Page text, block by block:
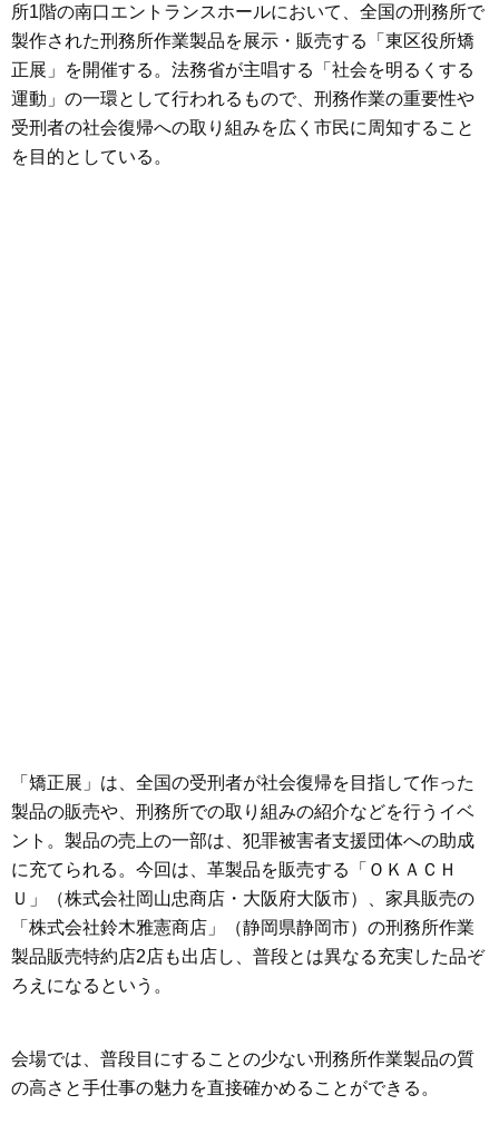
所1階の南口エントランスホールにおいて、全国の刑務所で
製作された刑務所作業製品を展示・販売する「東区役所矯
正展」を開催する。法務省が主唱する「社会を明るくする
運動」の一環として行われるもので、刑務作業の重要性や
受刑者の社会復帰への取り組みを広く市民に周知すること
を目的としている。
「矯正展」は、全国の受刑者が社会復帰を目指して作った
製品の販売や、刑務所での取り組みの紹介などを行うイベ
ント。製品の売上の一部は、犯罪被害者支援団体への助成
に充てられる。今回は、革製品を販売する「ＯＫＡＣＨ
Ｕ」（株式会社岡山忠商店・大阪府大阪市）、家具販売の
「株式会社鈴木雅憲商店」（静岡県静岡市）の刑務所作業
製品販売特約店2店も出店し、普段とは異なる充実した品ぞ
ろえになるという。
会場では、普段目にすることの少ない刑務所作業製品の質
の高さと手仕事の魅力を直接確かめることができる。